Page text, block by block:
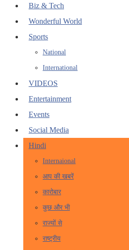
Biz & Tech
Wonderful World
Sports
National
International
VIDEOS
Entertainment
Events
Social Media
Hindi
Internaional
आप की खबरें
कारोबार
कुछ और भी
राज्यों से
राष्ट्रीय